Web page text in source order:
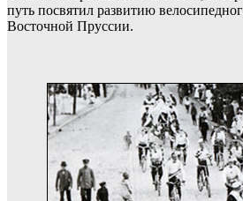
путь посвятил развитию
Восточной Пруссии.